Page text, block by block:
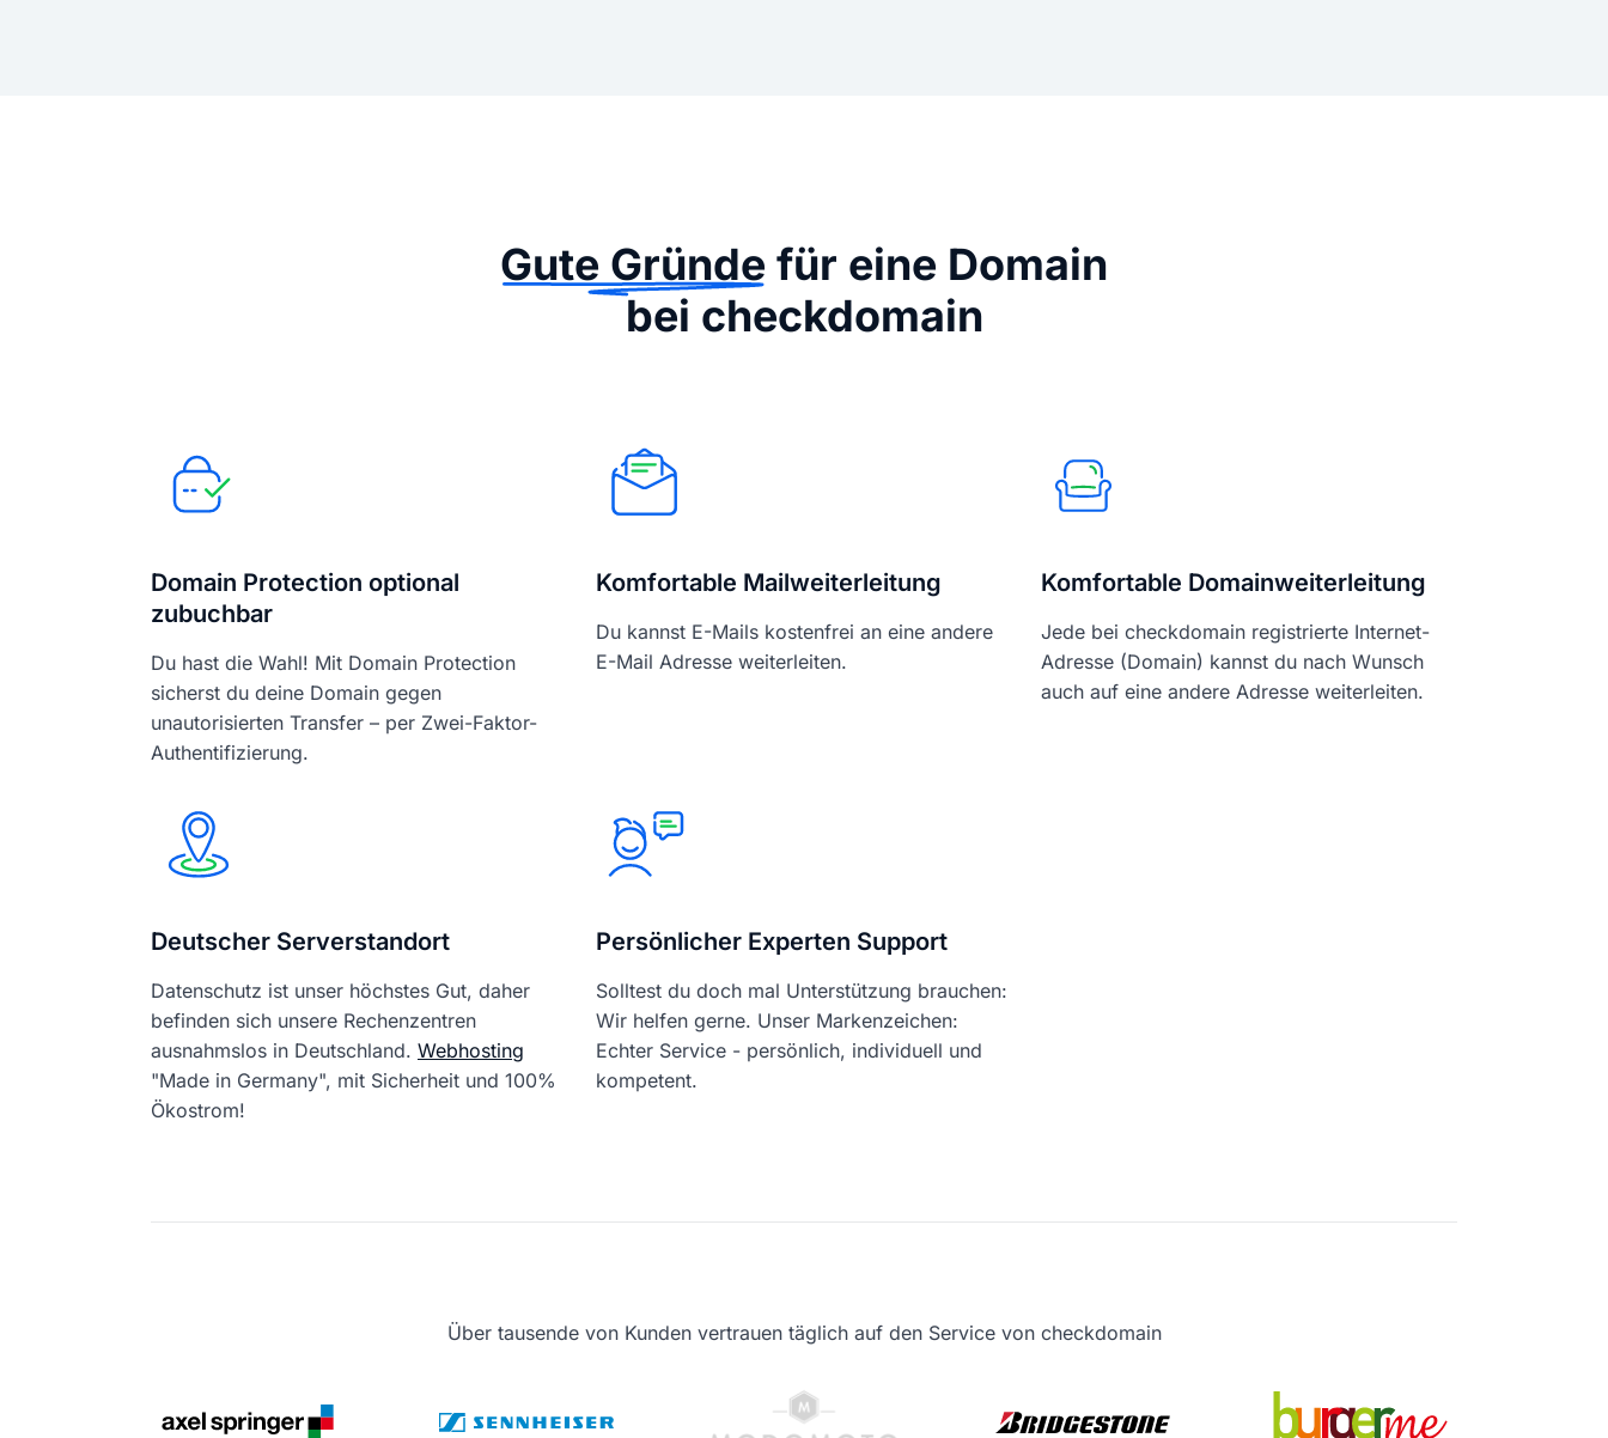
Gute Gründe für eine Domain
bei checkdomain
Domain Protection optional
zubuchbar
Du hast die Wahl! Mit Domain Protection
sicherst du deine Domain gegen
unautorisierten Transfer – per Zwei-Faktor-
Authentifizierung.
Komfortable Mailweiterleitung
Du kannst E-Mails kostenfrei an eine andere
E-Mail Adresse weiterleiten.
Komfortable Domainweiterleitung
Jede bei checkdomain registrierte Internet-
Adresse (Domain) kannst du nach Wunsch
auch auf eine andere Adresse weiterleiten.
Deutscher Serverstandort
Datenschutz ist unser höchstes Gut, daher
befinden sich unsere Rechenzentren
ausnahmslos in Deutschland. Webhosting
"Made in Germany", mit Sicherheit und 100%
Ökostrom!
Persönlicher Experten Support
Solltest du doch mal Unterstützung brauchen:
Wir helfen gerne. Unser Markenzeichen:
Echter Service - persönlich, individuell und
kompetent.
Über tausende von Kunden vertrauen täglich auf den Service von checkdomain